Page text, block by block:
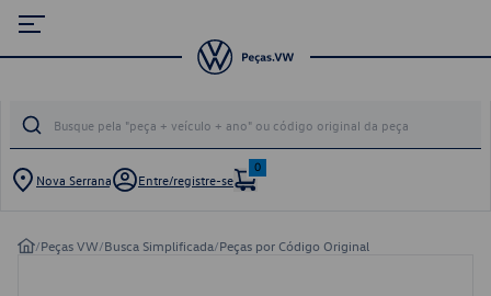
Nova Serrana Entre/registre-se
0
/Peças VW/Busca Simplificada/Peças por Código Original